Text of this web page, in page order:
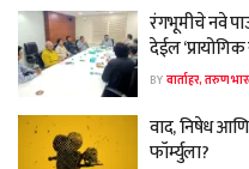
रंगभूमीचे नवे
देईल
BYवार्ताहर, तरुण
वाद, निषेध आणि
फॉर्म्युला?